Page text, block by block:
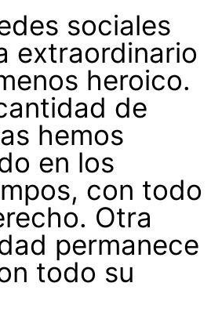
sociales
extraordinario
heroico.
de
hemos
en los
con todo
Otra
permanece
todo su